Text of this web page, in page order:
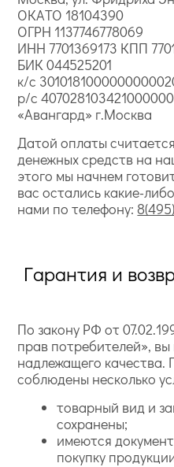
ОКАТО 18104390
ОГРН 1137746778069
ИНН 7701369173 КПП
БИК 044525201
к/с
р/с
«Авангард» г.Москва
Датой оплаты
денежных средств на
этого мы начнем
вас остались какие-
нами по телефону:
Гарантия и
По закону РФ от
прав потребителей»,
надлежащего
соблюдены несколько
товарный вид и
сохранены;
имеются
покупку